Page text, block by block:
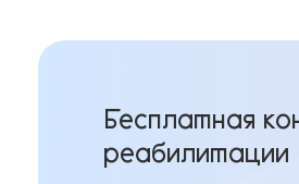
Бесплатная
реабилитации